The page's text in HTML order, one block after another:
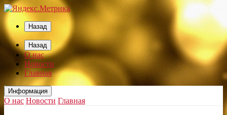
Назад
Назад
О нас
Новости
Главная
Информация
О нас Новости Главная